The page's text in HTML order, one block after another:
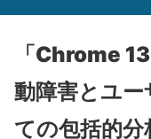
「Chrome
動障害とユ
ての包括的分